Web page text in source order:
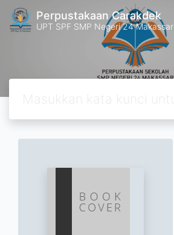
Perpustakaan Carakdek
UPT SPF SMP Negeri 24 Makassar